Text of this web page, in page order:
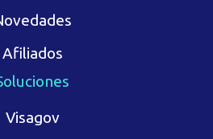
Afiliados
Visagov